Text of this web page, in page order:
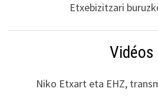
Etxebizitzari
Vidéos
Niko Etxart eta EHZ,